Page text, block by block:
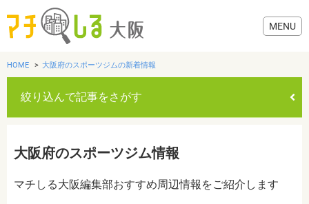
HOME 大阪府のスポーツジムの新着情報
絞り込んで記事をさがす
大阪府のスポーツジム情報
マチしる大阪編集部おすすめ周辺情報をご紹介します